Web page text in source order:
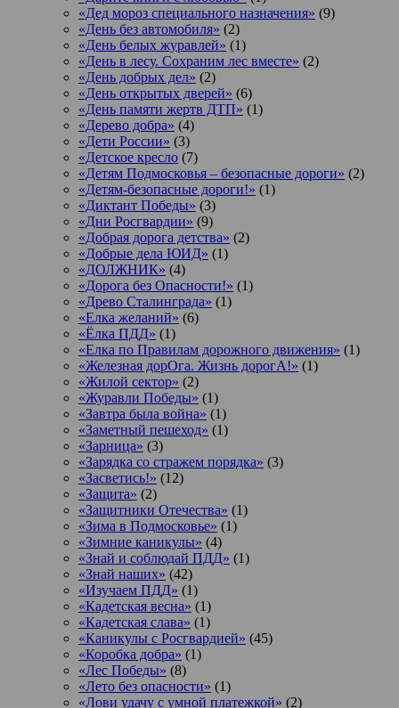
«Дед мороз специального назначения» (9)
«День без автомобиля» (2)
«День белых журавлей» (1)
«День в лесу. Сохраним лес вместе» (2)
«День добрых дел» (2)
«День открытых дверей» (6)
«День памяти жертв ДТП» (1)
«Дерево добра» (4)
«Дети России» (3)
«Детское кресло (7)
«Детям Подмосковья – безопасные дороги» (2)
«Детям-безопасные дороги!» (1)
«Диктант Победы» (3)
«Дни Росгвардии» (9)
«Добрая дорога детства» (2)
«Добрые дела ЮИД» (1)
«ДОЛЖНИК» (4)
«Дорога без Опасности!» (1)
«Древо Сталинграда» (1)
«Елка желаний» (6)
«Ёлка ПДД» (1)
«Елка по Правилам дорожного движения» (1)
«Железная дорОга. Жизнь дорогА!» (1)
«Жилой сектор» (2)
«Журавли Победы» (1)
«Завтра была война» (1)
«Заметный пешеход» (1)
«Зарница» (3)
«Зарядка со стражем порядка» (3)
«Засветись!» (12)
«Защита» (2)
«Защитники Отечества» (1)
«Зима в Подмосковье» (1)
«Зимние каникулы» (4)
«Знай и соблюдай ПДД» (1)
«Знай наших» (42)
«Изучаем ПДД» (1)
«Кадетская весна» (1)
«Кадетская слава» (1)
«Каникулы с Росгвардией» (45)
«Коробка добра» (1)
«Лес Победы» (8)
«Лето без опасности» (1)
«Лови удачу с умной платежкой» (2)